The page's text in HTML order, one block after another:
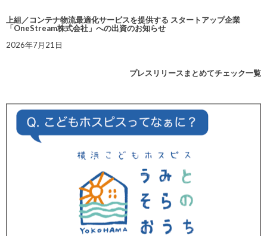
上組／コンテナ物流最適化サービスを提供する スタートアップ企業
「OneStream株式会社」への出資のお知らせ
2026年7月21日
プレスリリースまとめてチェック一覧